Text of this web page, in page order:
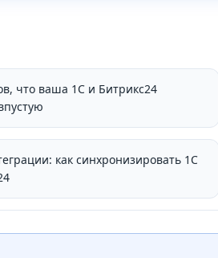
что ваша 1С и Битрикс24
как синхронизировать 1С